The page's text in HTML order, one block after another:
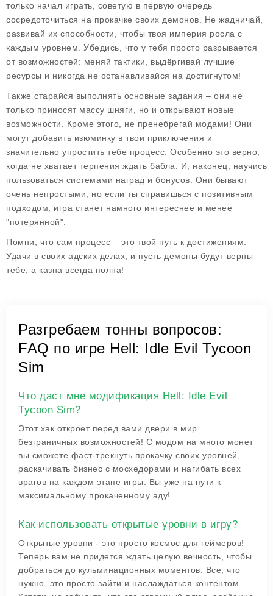
только начал играть, советую в первую очередь
сосредоточиться на прокачке своих демонов. Не жадничай,
развивай их способности, чтобы твоя империя росла с
каждым уровнем. Убедись, что у тебя просто разрывается
от возможностей: меняй тактики, выдёргивай лучшие
ресурсы и никогда не останавливайся на достигнутом!
Также старайся выполнять основные задания – они не
только приносят массу шняги, но и открывают новые
возможности. Кроме этого, не пренебрегай модами! Они
могут добавить изюминку в твои приключения и
значительно упростить тебе процесс. Особенно это верно,
когда не хватает терпения ждать бабла. И, наконец, научись
пользоваться системами наград и бонусов. Они бывают
очень непростыми, но если ты справишься с позитивным
подходом, игра станет намного интереснее и менее
"потерянной".
Помни, что сам процесс – это твой путь к достижениям.
Удачи в своих адских делах, и пусть демоны будут верны
тебе, а казна всегда полна!
Разгребаем тонны вопросов:
FAQ по игре Hell: Idle Evil Tycoon
Sim
Что даст мне модификация Hell: Idle Evil
Tycoon Sim?
Этот хак откроет перед вами двери в мир
безграничных возможностей! С модом на много монет
вы сможете фаст-трекнуть прокачку своих уровней,
раскачивать бизнес с мосхедорами и нагибать всех
врагов на каждом этапе игры. Вы уже на пути к
максимальному прокаченному аду!
Как использовать открытые уровни в игру?
Открытые уровни - это просто космос для геймеров!
Теперь вам не придется ждать целую вечность, чтобы
добраться до кульминационных моментов. Все, что
нужно, это просто зайти и наслаждаться контентом.